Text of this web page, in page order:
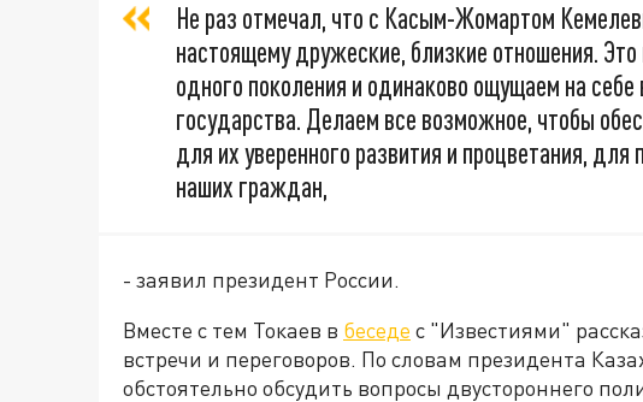
Не раз отмечал, что с Касым-Жомартом
настоящему дружеские, близкие отношения.
одного поколения и одинаково ощущаем на
государства. Делаем все возможное, чтобы
для их уверенного развития и процветания,
наших граждан,
- заявил президент России.
Вместе с тем Токаев в беседе с "Известиями"
встречи и переговоров. По словам президента
обстоятельно обсудить вопросы двустороннего